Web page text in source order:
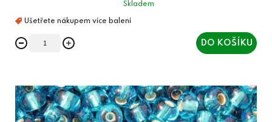
Skladem
DO KOŠÍKU